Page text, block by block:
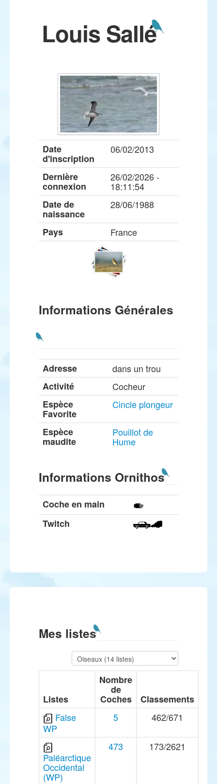
Louis Sallé
Date
d'inscription
06/02/2013
Dernière
connexion
26/02/2026 -
18:11:54
Date de
naissance
28/06/1988
Pays France
Informations Générales
Adresse
dans un trou
Activité
Cocheur
Espèce
Favorite
Cincle plongeur
Espèce
maudite
Pouillot de
Hume
Informations Ornithos
Coche en main
Twitch
Mes listes
Listes
Nombre
de
Coches
Classements
False
WP
5 462/671
Paléarctique
Occidental
(WP)
473 173/2621